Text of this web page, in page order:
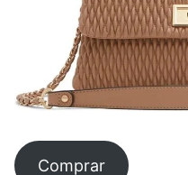
Comprar